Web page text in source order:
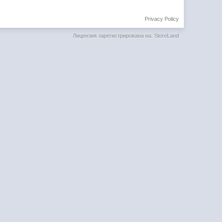
Privacy Policy
Лицензия зарегистрирована на: StoreLand